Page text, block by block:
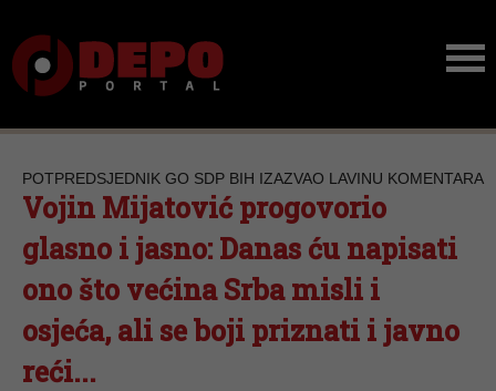
POTPREDSJEDNIK GO SDP BIH IZAZVAO LAVINU KOMENTARA
Vojin Mijatović progovorio
glasno i jasno: Danas ću napisati
ono što većina Srba misli i
osjeća, ali se boji priznati i javno
reći...